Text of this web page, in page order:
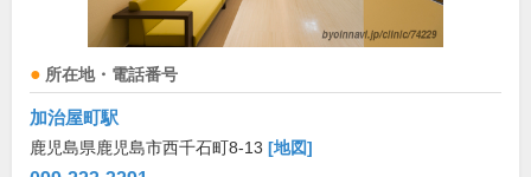
所在地・電話番号
加治屋町駅
鹿児島県鹿児島市西千石町8-13 [地図]